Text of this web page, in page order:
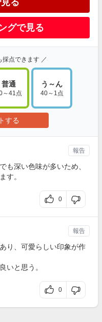
る
グで見る
採点できます ／
普通
～41点
う～ん
40～1点
する
も深い色味が多いため、
す。
0
報告
り、可愛らしい印象が作
いと思う。
0
報告